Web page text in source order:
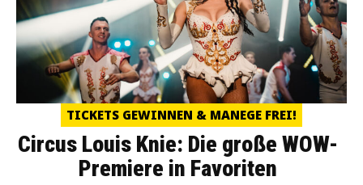
TICKETS GEWINNEN & MANEGE FREI!
Circus Louis Knie: Die große WOW-
Premiere in Favoriten